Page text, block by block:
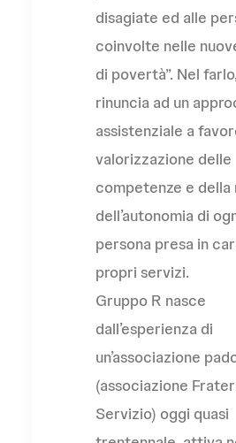
disagiate ed alle
coinvolte nelle
di povertà”. Nel
rinuncia ad un
assistenziale a
valorizzazione delle
competenze e
dell’autonomia di
persona presa in
propri servizi.
Gruppo R nasce
dall’esperienza di
un’associazione
(associazione
Servizio) oggi quasi